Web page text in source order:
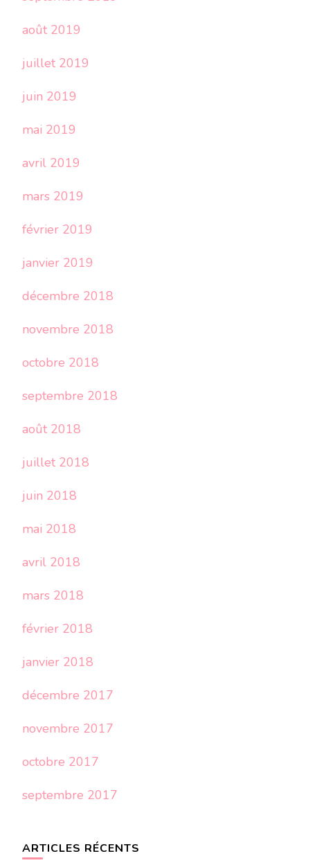
août 2019
juillet 2019
juin 2019
mai 2019
avril 2019
mars 2019
février 2019
janvier 2019
décembre 2018
novembre 2018
octobre 2018
septembre 2018
août 2018
juillet 2018
juin 2018
mai 2018
avril 2018
mars 2018
février 2018
janvier 2018
décembre 2017
novembre 2017
octobre 2017
septembre 2017
ARTICLES RÉCENTS